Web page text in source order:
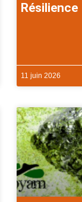
Résilience
11 juin 2026